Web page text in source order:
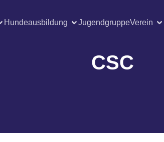
Hundeausbildung JugendgruppeVerein
CSC